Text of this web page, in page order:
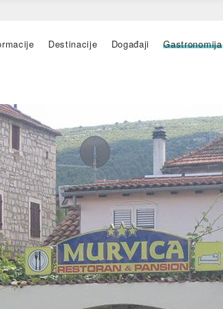
Destinacije Događaji Gastronomija